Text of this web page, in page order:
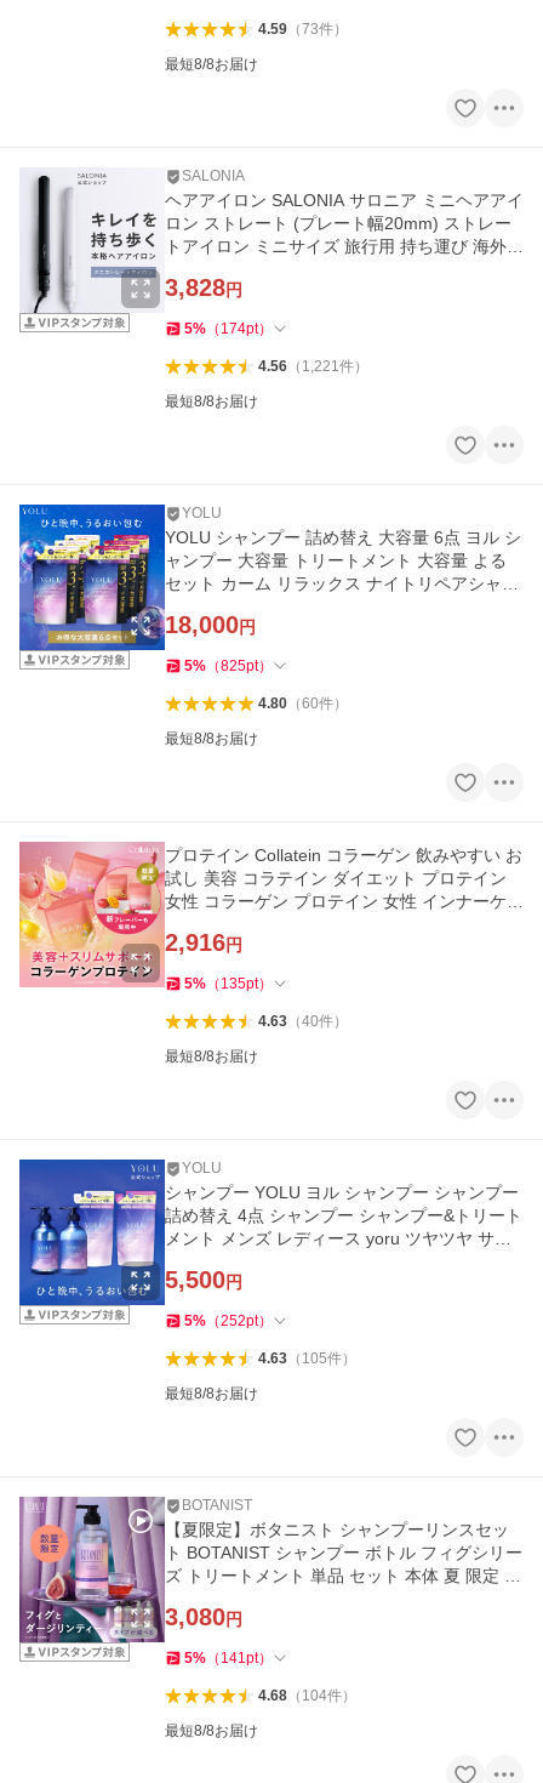
4.59（73件）
最短8/8お届け
SALONIA
ヘアアイロン SALONIA サロニア ミニヘアアイ
ロン ストレート (プレート幅20mm) ストレー
トアイロン ミニサイズ 旅行用 持ち運び 海外対
3,828円
5% （ 174pt）
4.56（ 1,221件）
最短8/8お届け
YOLU
YOLU シャンプー 詰め替え 大容量 6点 ヨル シ
ャンプー 大容量 トリートメント 大容量 よる
セット カーム リラックス ナイトリペアシャン
18,000円
5% （825pt）
4.80（60件）
最短8/8お届け
プロテイン Collatein コラーゲン 飲みやすい お
試し 美容 コラテイン ダイエット プロテイン
女性 コラーゲン プロテイン 女性 インナーケア
2,916円
5% （ 135pt）
4.63（40件）
最短8/8お届け
YOLU
シャンプー YOLU ヨル シャンプー シャンプー
詰め替え 4点 シャンプー シャンプー&トリート
メント メンズ レディース yoru ツヤツヤ サラ
5,500円
5% （252pt）
4.63（ 105件）
最短8/8お届け
BOTANIST
【夏限定】ボタニスト シャンプーリンスセッ
ト BOTANIST シャンプー ボトル フィグシリー
ズ トリートメント 単品 セット 本体 夏 限定 頭
3,080円
5% （ 141pt）
4.68（ 104件）
最短8/8お届け